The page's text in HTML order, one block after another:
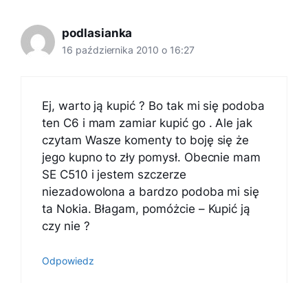
podlasianka
16 października 2010 o 16:27
Ej, warto ją kupić ? Bo tak mi się podoba
ten C6 i mam zamiar kupić go . Ale jak
czytam Wasze komenty to boję się że
jego kupno to zły pomysł. Obecnie mam
SE C510 i jestem szczerze
niezadowolona a bardzo podoba mi się
ta Nokia. Błagam, pomóżcie – Kupić ją
czy nie ?
Odpowiedz